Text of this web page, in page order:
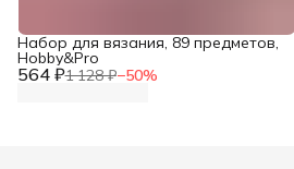
564 ₽1 128 ₽−50%
Набор для вязания, 89 предметов,
Hobby&Pro